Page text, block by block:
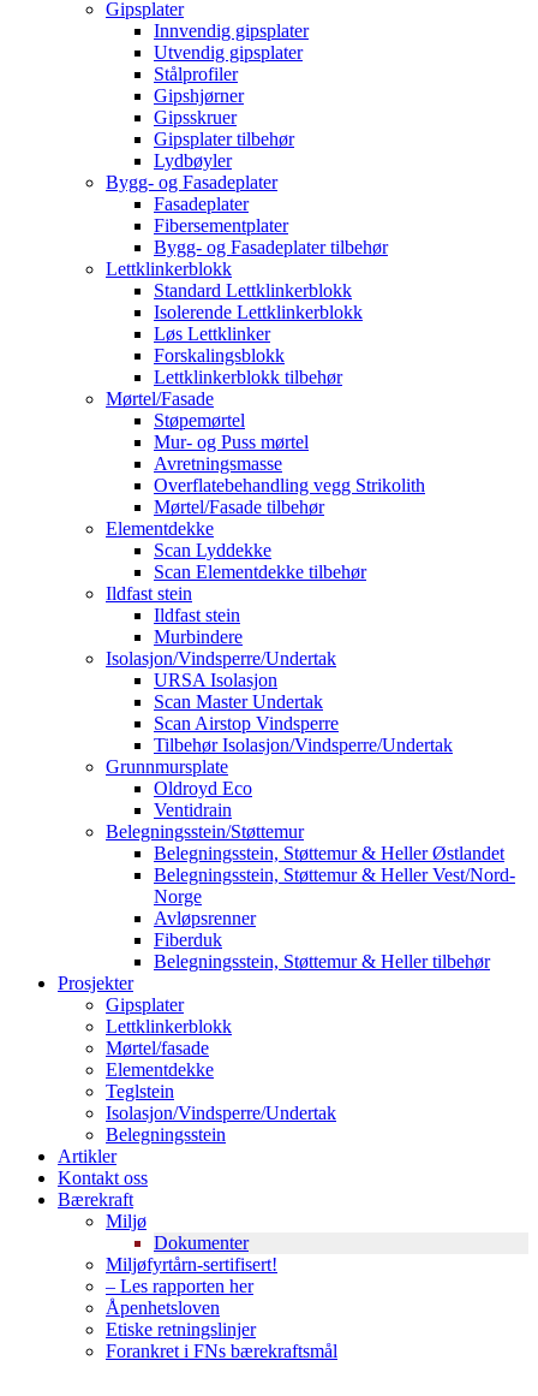
Gipsplater
Innvendig gipsplater
Utvendig gipsplater
Stålprofiler
Gipshjørner
Gipsskruer
Gipsplater tilbehør
Lydbøyler
Bygg- og Fasadeplater
Fasadeplater
Fibersementplater
Bygg- og Fasadeplater tilbehør
Lettklinkerblokk
Standard Lettklinkerblokk
Isolerende Lettklinkerblokk
Løs Lettklinker
Forskalingsblokk
Lettklinkerblokk tilbehør
Mørtel/Fasade
Støpemørtel
Mur- og Puss mørtel
Avretningsmasse
Overflatebehandling vegg Strikolith
Mørtel/Fasade tilbehør
Elementdekke
Scan Lyddekke
Scan Elementdekke tilbehør
Ildfast stein
Ildfast stein
Murbindere
Isolasjon/Vindsperre/Undertak
URSA Isolasjon
Scan Master Undertak
Scan Airstop Vindsperre
Tilbehør Isolasjon/Vindsperre/Undertak
Grunnmursplate
Oldroyd Eco
Ventidrain
Belegningsstein/Støttemur
Belegningsstein, Støttemur & Heller Østlandet
Belegningsstein, Støttemur & Heller Vest/Nord-
Norge
Avløpsrenner
Fiberduk
Belegningsstein, Støttemur & Heller tilbehør
Prosjekter
Gipsplater
Lettklinkerblokk
Mørtel/fasade
Elementdekke
Teglstein
Isolasjon/Vindsperre/Undertak
Belegningsstein
Artikler
Kontakt oss
Bærekraft
Miljø
Dokumenter
Miljøfyrtårn-sertifisert!
– Les rapporten her
Åpenhetsloven
Etiske retningslinjer
Forankret i FNs bærekraftsmål